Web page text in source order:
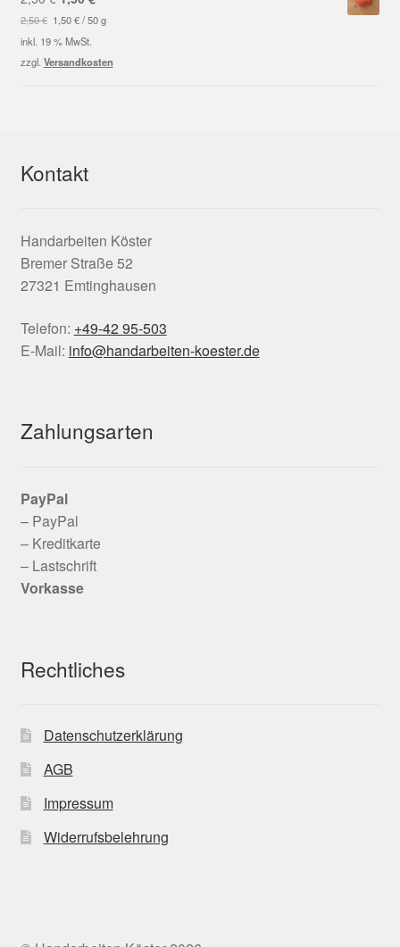
Preis
war:
2,50 €
Preis
1,50 €.
2,50€ 1,50€/50 g
inkl. 19 % MwSt.
zzgl. Versandkosten
Kontakt
Handarbeiten Köster
Bremer Straße 52
27321 Emtinghausen
Telefon: +49-42 95-503
E-Mail: info@handarbeiten-koester.de
Zahlungsarten
PayPal
– PayPal
– Kreditkarte
– Lastschrift
Vorkasse
Rechtliches
Datenschutzerklärung
AGB
Impressum
Widerrufsbelehrung